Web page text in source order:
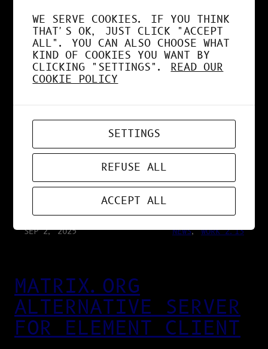
SEP 25, 2025 RESEARCH 2.13
IA VS HUMAIN : LA
VÉRITÉ SUR LA
CONSOMMATION
ÉNERGÉTIQUE
SEP 2, 2025 NEWS, WORK 2.13
MATRIX.ORG
ALTERNATIVE SERVER
FOR ELEMENT CLIENT
WE SERVE COOKIES. IF YOU THINK
THAT'S OK, JUST CLICK "ACCEPT
ALL". YOU CAN ALSO CHOOSE WHAT
KIND OF COOKIES YOU WANT BY
CLICKING "SETTINGS". READ OUR
COOKIE POLICY
SETTINGS
REFUSE ALL
ACCEPT ALL